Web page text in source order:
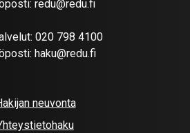
redu@redu.fi
020 798 4100
haku@redu.fi
neuvonta